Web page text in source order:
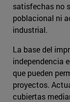
satisfechas no
poblacional ni
industrial.
La base del
independencia
que pueden
proyectos.
cubiertas